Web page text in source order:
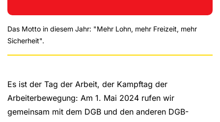
Das Motto in diesem Jahr: "Mehr Lohn, mehr Freizeit, mehr
Sicherheit".
Es ist der Tag der Arbeit, der Kampftag der
Arbeiterbewegung: Am 1. Mai 2024 rufen wir
gemeinsam mit dem DGB und den anderen DGB-